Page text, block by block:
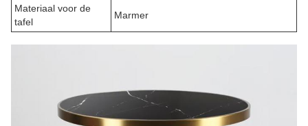
Materiaal voor de
tafel
Marmer